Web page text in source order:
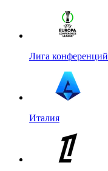
Лига конференций
Италия